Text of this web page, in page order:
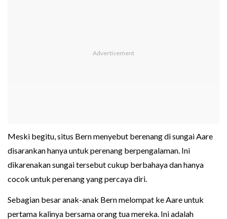
Meski begitu, situs Bern menyebut berenang di sungai Aare
disarankan hanya untuk perenang berpengalaman. Ini
dikarenakan sungai tersebut cukup berbahaya dan hanya
cocok untuk perenang yang percaya diri.
Sebagian besar anak-anak Bern melompat ke Aare untuk
pertama kalinya bersama orang tua mereka. Ini adalah